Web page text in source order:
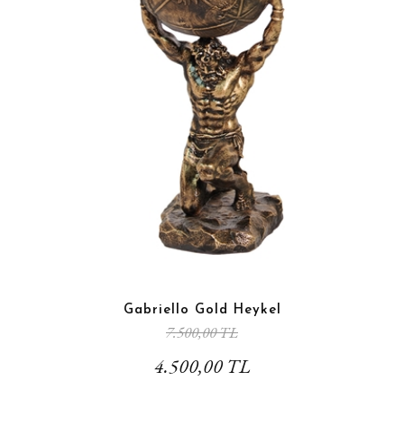
Gabriello Gold Heykel
7.500,00 TL
4.500,00 TL